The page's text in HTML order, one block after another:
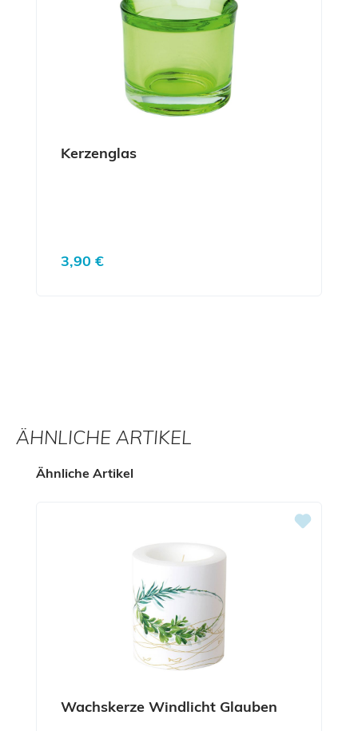
Kerzenglas
Regulärer Preis:
3,90 €
ÄHNLICHE ARTIKEL
Produktgalerie überspringen
Ähnliche Artikel
Wachskerze Windlicht Glauben